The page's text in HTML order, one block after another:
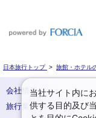
日本旅行トップ > 旅館・ホテル
会社情報
旅行業登録票・約款
当社サイト内に
供する目的及び